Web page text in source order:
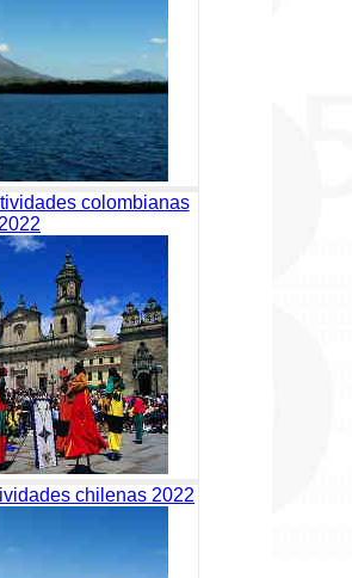
colombianas
2022
chilenas 2022